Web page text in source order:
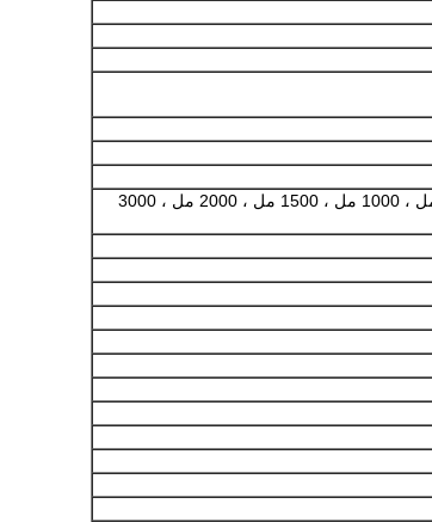
1000 مل ، 1500 مل ، 2000 مل ، 3000 مل ، 1000 مل ، 1500 مل ، 2000 مل ، 3000